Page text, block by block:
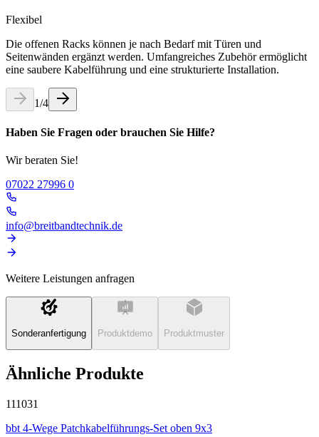
Flexibel
Die offenen Racks können je nach Bedarf mit Türen und
Seitenwänden ergänzt werden. Umfangreiches Zubehör ermöglicht
eine saubere Kabelführung und eine strukturierte Installation.
1/4
Haben Sie Fragen oder brauchen Sie Hilfe?
Wir beraten Sie!
07022 27996 0
info@breitbandtechnik.de
Weitere Leistungen anfragen
Sonderanfertigung Produktdemo Produktmuster
Ähnliche Produkte
111031
bbt 4-Wege Patchkabelführungs-Set oben 9x3